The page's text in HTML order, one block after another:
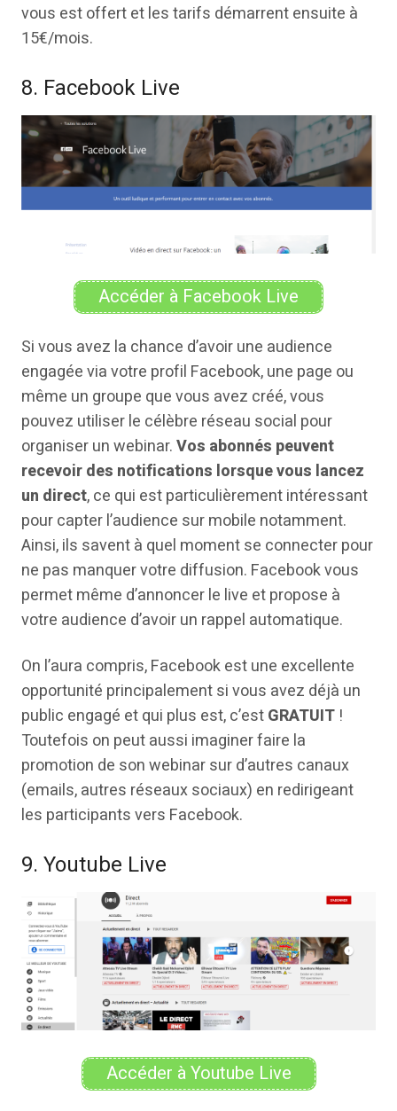
vous est offert et les tarifs démarrent ensuite à
15€/mois.
8. Facebook Live
Accéder à Facebook Live
Si vous avez la chance d’avoir une audience
engagée via votre profil Facebook, une page ou
même un groupe que vous avez créé, vous
pouvez utiliser le célèbre réseau social pour
organiser un webinar.Vos abonnés peuvent
recevoir des notifications lorsque vous lancez
un direct, ce qui est particulièrement intéressant
pour capter l’audience sur mobile notamment.
Ainsi, ils savent à quel moment se connecter pour
ne pas manquer votre diffusion. Facebook vous
permet même d’annoncer le live et propose à
votre audience d’avoir un rappel automatique.
On l’aura compris, Facebook est une excellente
opportunité principalement si vous avez déjà un
public engagé et qui plus est, c’estGRATUIT !
Toutefois on peut aussi imaginer faire la
promotion de son webinar sur d’autres canaux
(emails, autres réseaux sociaux) en redirigeant
les participants vers Facebook.
9. Youtube Live
Accéder à Youtube Live